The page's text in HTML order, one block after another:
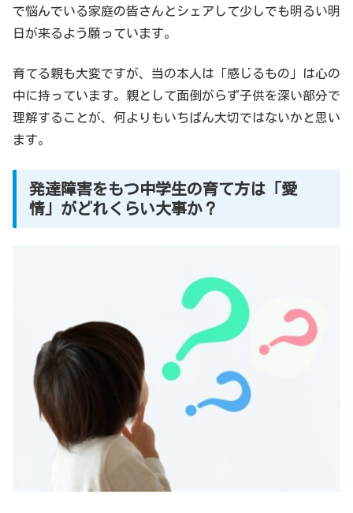
で悩んでいる家庭の皆さんとシェアして少しでも明るい明
日が来るよう願っています。
育てる親も大変ですが、当の本人は「感じるもの」は心の
中に持っています。親として面倒がらず子供を深い部分で
理解することが、何よりもいちばん大切ではないかと思い
ます。
発達障害をもつ中学生の育て方は「愛
情」がどれくらい大事か？